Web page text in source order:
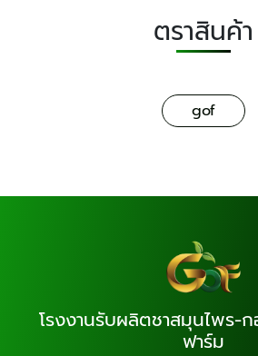
ตราสินค้า
gof
โรงงานรับผลิตชาสมุนไพร-
ฟาร์ม